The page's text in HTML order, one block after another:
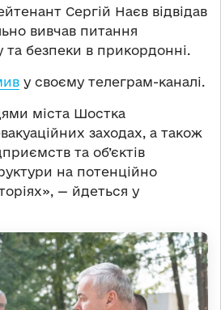
Сергій Наєв відвідав
вивчав питання
та безпеки в прикордонні.
у своєму телеграм-каналі.
міста Шостка
заходах, а також
та об’єктів
на потенційно
— йдеться у